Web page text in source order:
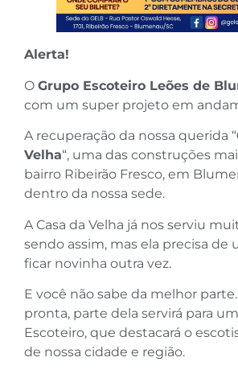
Alerta!
O Grupo Escoteiro Leões de
com um super projeto em
A recuperação da nossa querida “
Velha“, uma das construções
bairro Ribeirão Fresco, em
dentro da nossa sede.
A Casa da Velha já nos serviu
sendo assim, mas ela precisa de
ficar novinha outra vez.
E você não sabe da melhor
pronta, parte dela servirá para
Escoteiro, que destacará o
de nossa cidade e região.